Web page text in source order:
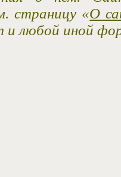
страницу «О
и любой иной